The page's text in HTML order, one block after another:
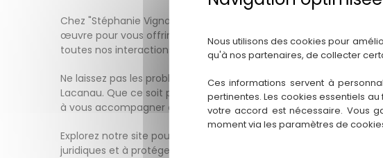
Chez "Stéphanie Vignollet", nous sommes fiers de notre
œuvre pour vous offrir un service juridique de la plus haute
toutes nos interactions avec nos clients.
Ne laissez pas les problèmes juridiques affecter votre vie
Lacanau. Que ce soit pour une affaire de divorce, de garde
à vous accompagner avec enthousiasme et professionnalisme.
Explorez notre site pour en savoir plus sur notre cabinet et nos
juridiques et à protéger les intérêts de votre famille.
Nous utilisons des cookies pour
qu'à nos partenaires, de collecter
Ces informations servent à
pertinentes. Les cookies essentiels
votre accord est nécessaire. Vous
moment via les paramètres de